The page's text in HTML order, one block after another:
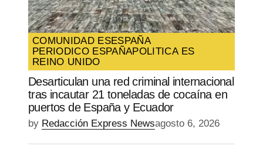
COMUNIDAD ESESPAÑA
PERIODICO ESPAÑAPOLITICA ES
REINO UNIDO
Desarticulan una red criminal internacional
tras incautar 21 toneladas de cocaína en
puertos de España y Ecuador
by Redacción Express Newsagosto 6, 2026